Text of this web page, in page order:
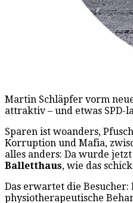
Martin Schläpfer vorm
attraktiv – und etwas
Sparen ist woanders,
Korruption und Mafia,
alles anders: Da wurde
Balletthaus, wie das
Das erwartet die
physiotherapeutische